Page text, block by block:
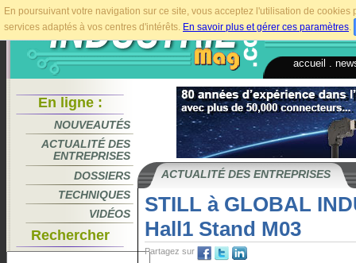
En poursuivant votre navigation sur ce site, vous acceptez l'utilisation de
services adaptés à vos centres d'intérêts. En savoir plus et gérer ces paramètres.
accueil
En ligne :
NOUVEAUTÉS
ACTUALITÉ DES
ENTREPRISES
DOSSIERS
TECHNIQUES
VIDÉOS
Rechercher
ACTUALITÉ DES ENTREPRISES
STILL à GLOBAL
Hall1 Stand M03
Partagez sur